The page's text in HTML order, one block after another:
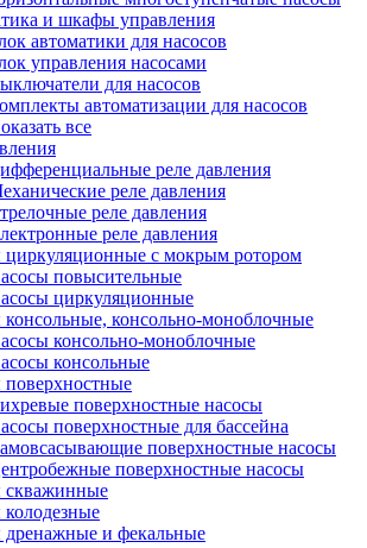
и шкафы управления
автоматики для насосов
управления насосами
для насосов
автоматизации для насосов
все
реле давления
реле давления
реле давления
реле давления
циркуляционные с мокрым ротором
повысительные
циркуляционные
консольно-моноблочные
консольно-моноблочные
консольные
поверхностные насосы
поверхностные для бассейна
поверхностные насосы
поверхностные насосы
скважинные
дренажные и фекальные